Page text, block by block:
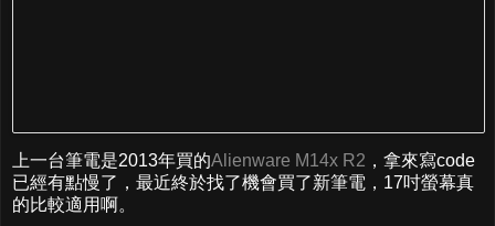
上一台筆電是2013年買的Alienware M14x R2 ，拿來寫code
已經有點慢了，最近終於找了機會買了新筆電，17吋螢幕真
的比較適用啊。